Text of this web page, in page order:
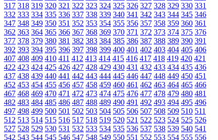
317 318 319 320 321 322 323 324 325 326 327 328 329 330 331
332 333 334 335 336 337 338 339 340 341 342 343 344 345 346
347 348 349 350 351 352 353 354 355 356 357 358 359 360 361
362 363 364 365 366 367 368 369 370 371 372 373 374 375 376
377 378 379 380 381 382 383 384 385 386 387 388 389 390 391
392 393 394 395 396 397 398 399 400 401 402 403 404 405 406
407 408 409 410 411 412 413 414 415 416 417 418 419 420 421
422 423 424 425 426 427 428 429 430 431 432 433 434 435 436
437 438 439 440 441 442 443 444 445 446 447 448 449 450 451
452 453 454 455 456 457 458 459 460 461 462 463 464 465 466
467 468 469 470 471 472 473 474 475 476 477 478 479 480 481
482 483 484 485 486 487 488 489 490 491 492 493 494 495 496
497 498 499 500 501 502 503 504 505 506 507 508 509 510 511
512 513 514 515 516 517 518 519 520 521 522 523 524 525 526
527 528 529 530 531 532 533 534 535 536 537 538 539 540 541
542 543 544 545 546 547 548 549 550 551 552 553 554 555 556